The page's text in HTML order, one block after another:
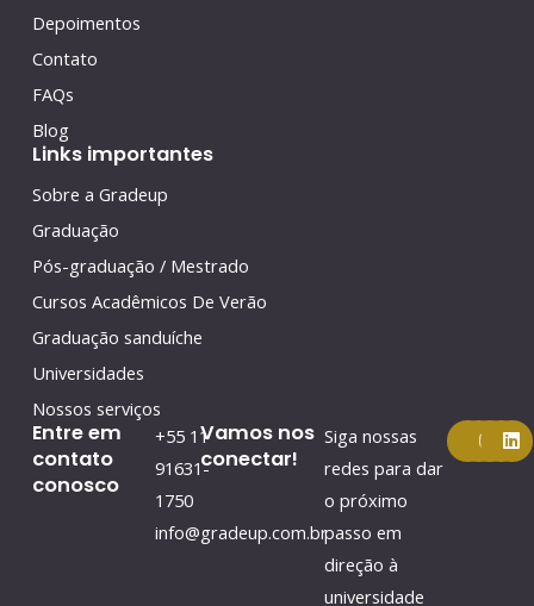
Depoimentos
Contato
FAQs
Blog
Links importantes
Sobre a Gradeup
Graduação
Pós-graduação / Mestrado
Cursos Acadêmicos De Verão
Graduação sanduíche
Universidades
Nossos serviços
Entre em
contato
conosco
+55 11
91631-
1750
info@gradeup.com.br
Vamos nos
conectar!
Siga nossas
redes para dar
o próximo
passo em
direção à
universidade
F
c
Y
u
I
n
s
L
i
n